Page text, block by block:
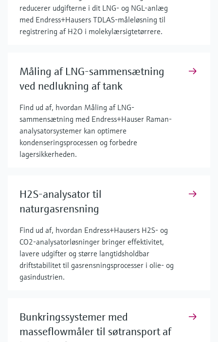
reducerer udgifterne i dit LNG- og NGL-anlæg
med Endress+Hausers TDLAS-måleløsning til
registrering af H2O i molekylærsigtetørrere.
Måling af LNG-sammensætning
ved nedlukning af tank
Find ud af, hvordan Måling af LNG-
sammensætning med Endress+Hauser Raman-
analysatorsystemer kan optimere
kondenseringsprocessen og forbedre
lagersikkerheden.
H2S-analysator til
naturgasrensning
Find ud af, hvordan Endress+Hausers H2S- og
CO2-analysatorløsninger bringer effektivitet,
lavere udgifter og større langtidsholdbar
driftstabilitet til gasrensningsprocesser i olie- og
gasindustrien.
Bunkringssystemer med
masseflowmåler til søtransport af